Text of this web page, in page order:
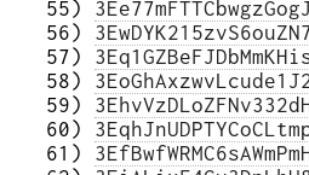
   55)
   56)
   57)
   58)
   59)
   60)
   61)